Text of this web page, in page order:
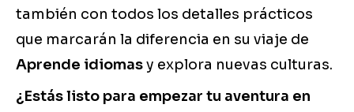
también con todos los detalles prácticos
que marcarán la diferencia en su viaje de
Aprende idiomasy explora nuevas culturas.
¿Estás listo para empezar tu aventura en